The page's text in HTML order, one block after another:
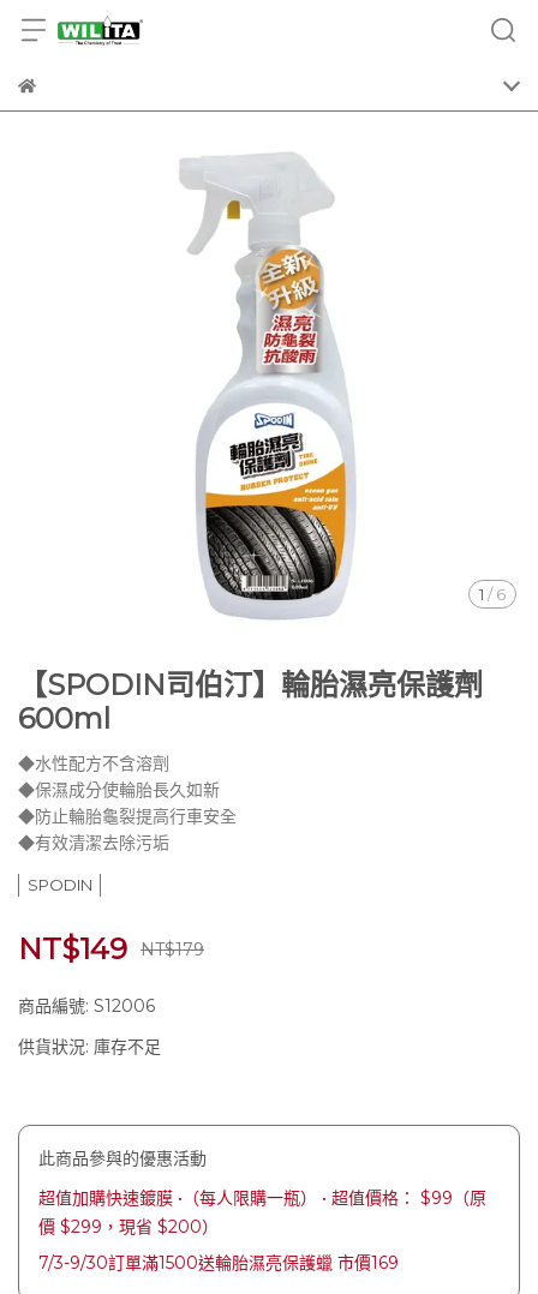
1 / 6
【SPODIN司伯汀】輪胎濕亮保護劑
600ml
◆水性配方不含溶劑
◆保濕成分使輪胎長久如新
◆防止輪胎龜裂提高行車安全
◆有效清潔去除污垢
SPODIN
NT$149 NT$179
商品編號: S12006
供貨狀況: 庫存不足
此商品參與的優惠活動
超值加購快速鍍膜 •（每人限購一瓶） • 超值價格： $99（原
價 $299，現省 $200）
7/3-9/30訂單滿1500送輪胎濕亮保護蠟 市價169